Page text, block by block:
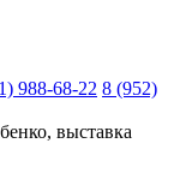
988-68-22 8 (952)
выставка